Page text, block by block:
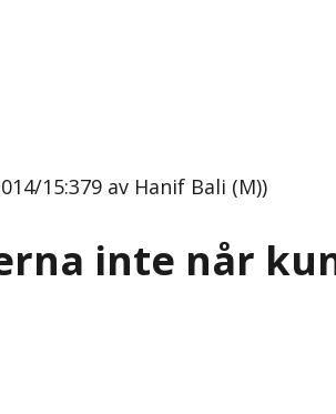
15:379 av Hanif Bali (M))
inte når